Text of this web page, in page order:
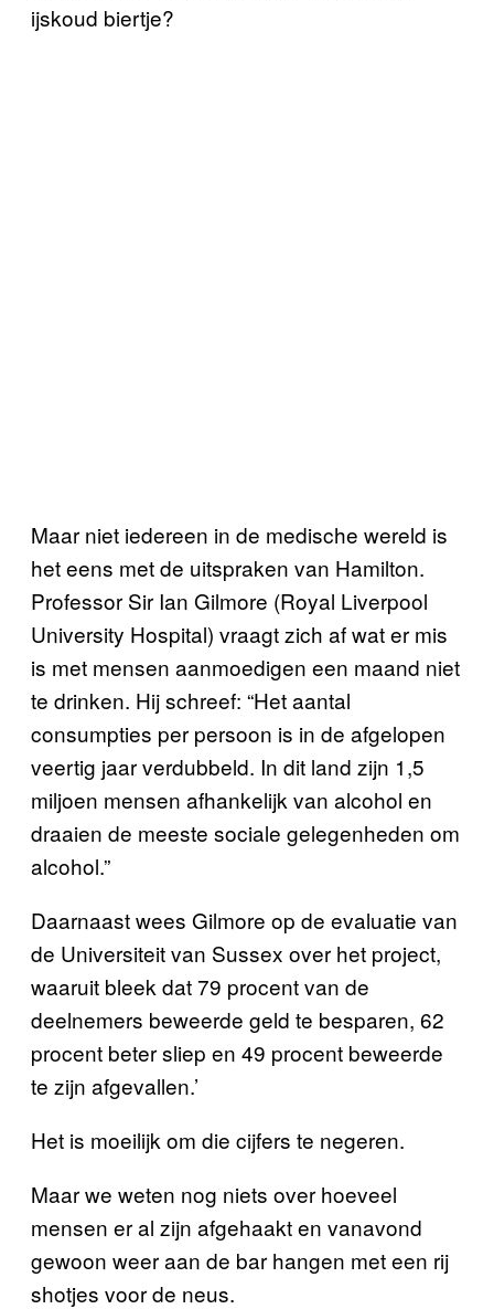
ijskoud biertje?
Maar niet iedereen in de medische wereld is
het eens met de uitspraken van Hamilton.
Professor Sir Ian Gilmore (Royal Liverpool
University Hospital) vraagt zich af wat er mis
is met mensen aanmoedigen een maand niet
te drinken. Hij schreef: “Het aantal
consumpties per persoon is in de afgelopen
veertig jaar verdubbeld. In dit land zijn 1,5
miljoen mensen afhankelijk van alcohol en
draaien de meeste sociale gelegenheden om
alcohol.”
Daarnaast wees Gilmore op de evaluatie van
de Universiteit van Sussex over het project,
waaruit bleek dat 79 procent van de
deelnemers beweerde geld te besparen, 62
procent beter sliep en 49 procent beweerde
te zijn afgevallen.’
Het is moeilijk om die cijfers te negeren.
Maar we weten nog niets over hoeveel
mensen er al zijn afgehaakt en vanavond
gewoon weer aan de bar hangen met een rij
shotjes voor de neus.